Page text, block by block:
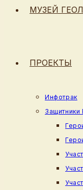
МУЗЕЙ
ПРОЕКТЫ
Инфотрак
Защитники